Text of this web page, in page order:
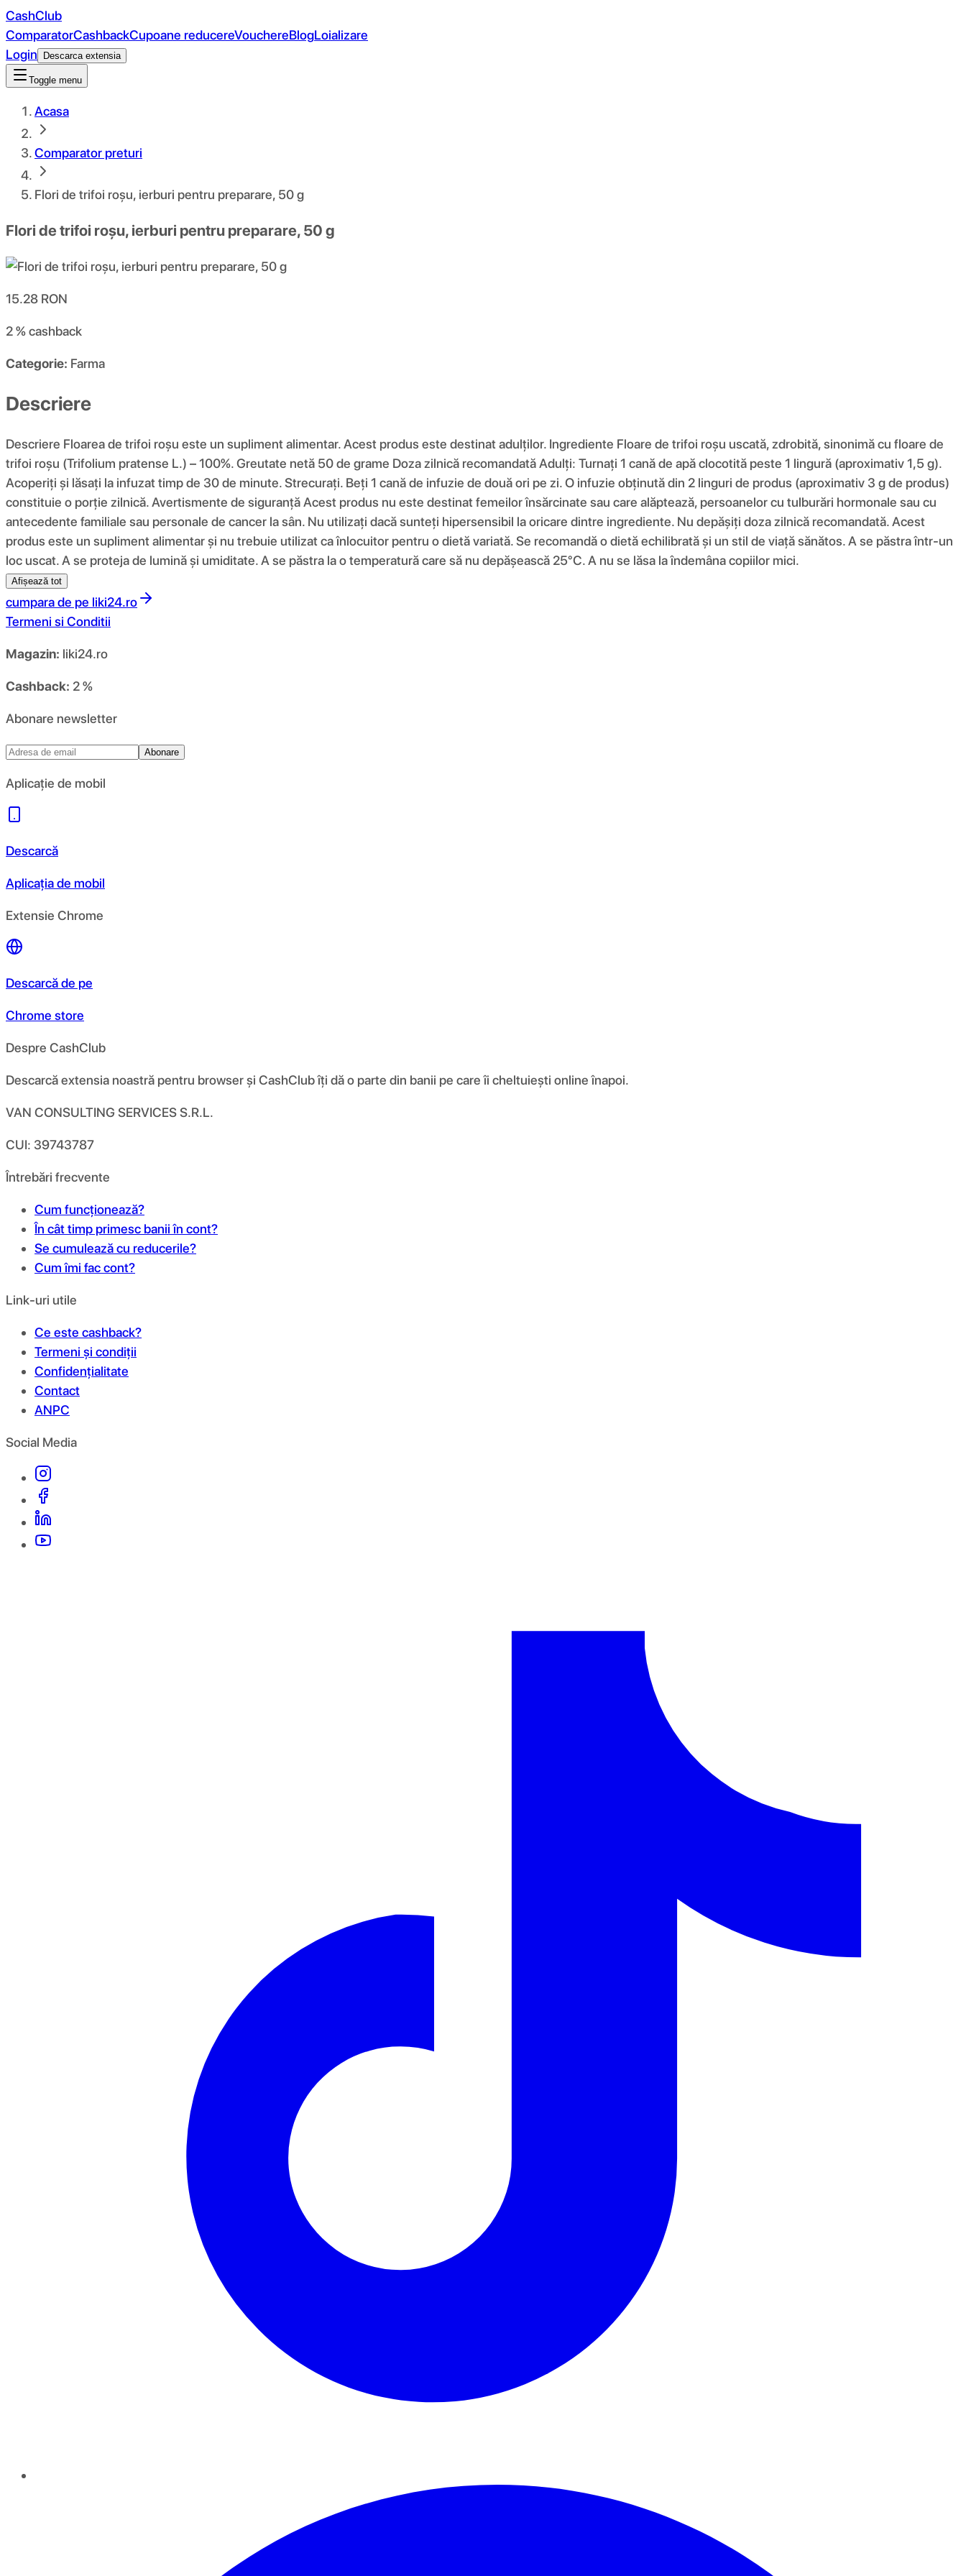
CashClub
ComparatorCashbackCupoane reducereVouchereBlogLoializare
Login
Descarca extensia
Toggle menu
Acasa
Comparator preturi
Flori de trifoi roșu, ierburi pentru preparare, 50 g
Flori de trifoi roșu, ierburi pentru preparare, 50 g
15.28 RON
2 %cashback
Categorie: Farma
Descriere
Descriere Floarea de trifoi roșu este un supliment alimentar. Acest produs este destinat adulților. Ingrediente Floare de trifoi roșu uscată, zdrobită, sinonimă cu floare de
trifoi roșu (Trifolium pratense L.) – 100%. Greutate netă 50 de grame Doza zilnică recomandată Adulți: Turnați 1 cană de apă clocotită peste 1 lingură (aproximativ 1,5 g).
Acoperiți și lăsați la infuzat timp de 30 de minute. Strecurați. Beți 1 cană de infuzie de două ori pe zi. O infuzie obținută din 2 linguri de produs (aproximativ 3 g de produs)
constituie o porție zilnică. Avertismente de siguranță Acest produs nu este destinat femeilor însărcinate sau care alăptează, persoanelor cu tulburări hormonale sau cu
antecedente familiale sau personale de cancer la sân. Nu utilizați dacă sunteți hipersensibil la oricare dintre ingrediente. Nu depășiți doza zilnică recomandată. Acest
produs este un supliment alimentar și nu trebuie utilizat ca înlocuitor pentru o dietă variată. Se recomandă o dietă echilibrată și un stil de viață sănătos. A se păstra într-un
loc uscat. A se proteja de lumină și umiditate. A se păstra la o temperatură care să nu depășească 25°C. A nu se lăsa la îndemâna copiilor mici.
Afișează tot
cumpara de pe liki24.ro
Termeni si Conditii
Magazin: liki24.ro
Cashback: 2 %
Abonare newsletter
Abonare
Aplicație de mobil
Descarcă
Aplicația de mobil
Extensie Chrome
Descarcă de pe
Chrome store
Despre CashClub
Descarcă extensia noastră pentru browser și CashClub îți dă o parte din banii pe care îi cheltuiești online înapoi.
VAN CONSULTING SERVICES S.R.L.
CUI: 39743787
Întrebări frecvente
Cum funcționează?
În cât timp primesc banii în cont?
Se cumulează cu reducerile?
Cum îmi fac cont?
Link-uri utile
Ce este cashback?
Termeni și condiții
Confidențialitate
Contact
ANPC
Social Media